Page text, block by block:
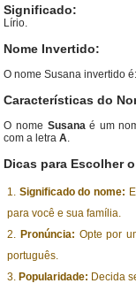
Significado:
Lírio.
Nome Invertido:
O nome Susana invertido
Características do
O nome Susanaé um
com a letraA.
Dicas para Escolher
Significado do nome:
para você e sua família.
Pronúncia: Opte por
português.
Popularidade: Decida